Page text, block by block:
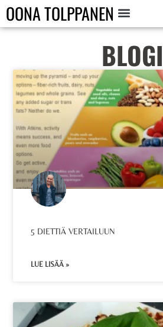
OONA TOLPPANEN
BLOGI
5 DIETTIÄ VERTAILUUN
LUE LISÄÄ »